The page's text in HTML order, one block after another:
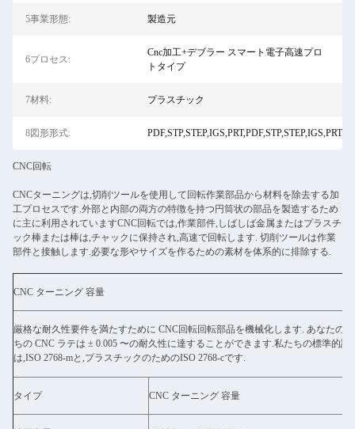
5事業形態: 製造元
6プロセス:
Cnc加工+デブラー スマート電子高速プロ
トタイプ
7材料: プラスチック
8図形形式:
CNC回転
CNCターニングは,切削ツールを使用して回転作業部品から材料を除去する加
工プロセスです.外部と内部の両方の特徴を持つ円筒状の部品を製造するため
に主に利用されていますCNC回転では,作業部件,しばしば金属またはプラスチ
ック棒または棒は,チャックに保持され,高速で回転します. 切削ツールは作業
部件と接触します.必要な形やサイズを作るための素材を体系的に排除する.
CNC ターニング 容量
厳格な耐久性要件を満たすために CNC回転回転部品を機械化します. あなたの
ちの CNC ラテは ± 0.005 〜の耐久性に達することができます.私たちの標準的許
は,ISO 2768-mと,プラスチックのためのISO 2768-cです.
タイプ CNC ターニング 容量